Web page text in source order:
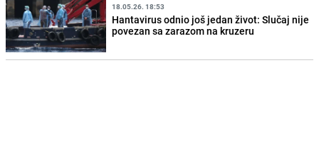
18.05.26. 18:53
Hantavirus odnio još jedan život: Slučaj nije
povezan sa zarazom na kruzeru